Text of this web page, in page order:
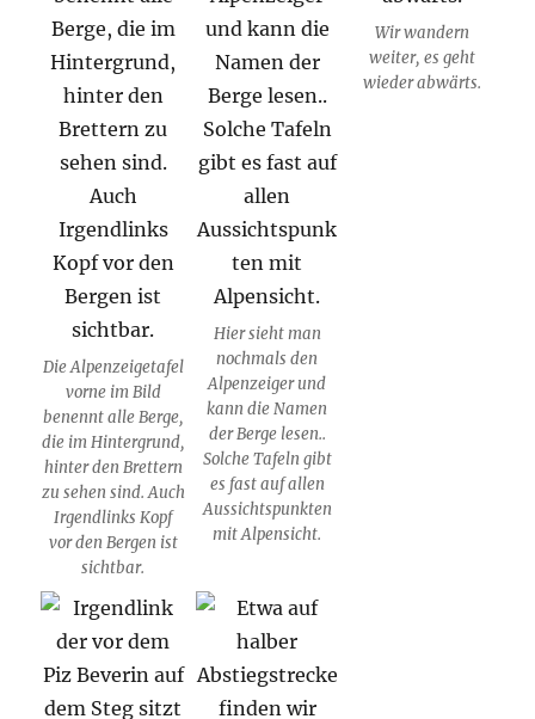
Die Alpenzeigetafel
vorne im Bild
benennt alle Berge,
die im Hintergrund,
hinter den Brettern
zu sehen sind. Auch
Irgendlinks Kopf
vor den Bergen ist
sichtbar.
Hier sieht man
nochmals den
Alpenzeiger und
kann die Namen
der Berge lesen..
Solche Tafeln gibt
es fast auf allen
Aussichtspunkten
mit Alpensicht.
Wir wandern
weiter, es geht
wieder abwärts.